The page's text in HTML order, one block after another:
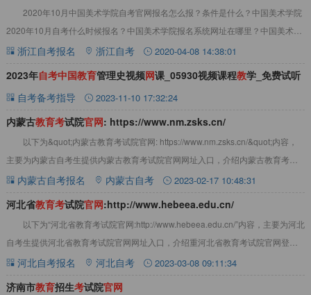
2020年10月中国美术学院自考官网报名怎么报？条件是什么？中国美术学院
2020年10月自考什么时候报名？中国美术学院报名系统网址在哪里？中国美术学
院报名网址是哪一个？请看以下内容
浙江自考报名 浙江自考 2020-04-08 14:38:01
2023年自考中国教育管理史视频网课_05930视频课程教学_免费试听
自考备考指导
2023-11-10 17:32:24
内蒙古教育考试院官网: https://www.nm.zsks.cn/
以下为&quot;内蒙古教育考试院官网: https://www.nm.zsks.cn/&quot;内容，
主要为内蒙古自考生提供内蒙古教育考试院官网网址入口，介绍内蒙古教育考试
院官内蒙古自考报名 内蒙古自考 2023-02-17 10:48:31
河北省教育考试院官网:http://www.hebeea.edu.cn/
以下为“河北省教育考试院官网:http://www.hebeea.edu.cn/”内容，主要为河北
自考生提供河北省教育考试院官网网址入口，介绍重河北省教育考试院官网登陆
方式以及河北
河北自考报名 河北自考 2023-03-08 09:11:34
济南市教育招生考试院官网